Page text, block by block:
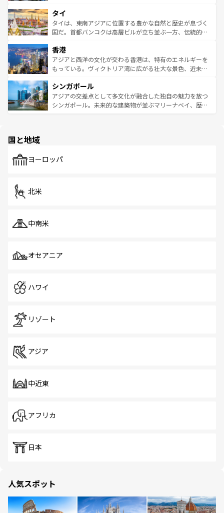
リティに包まれながら、韓国の多彩な魅力を心ゆくまで味
わってみてほしい。 なお、新着の韓国情報はコンテンツ一
覧を参照してほしい。
急速な発展と共に伝統が息づく。ハノイの古い町並みやホ
ーチミン市のフランス統治時代の建物も、独特の雰囲気を
醸し出している。また、バラエティの豊かさとおいしさで
とつ。フォーやバインミー、ベトナムコーヒーなどは、ぜ
ひ現地で味わいたい。どの地域を訪れてもあたたかい人々
が旅行者を迎えてくれるので、きっと忘れられない旅にな
参照してほしい。
タイ
タイは、東南アジアに位置する豊かな自然と歴史が息づく
国だ。首都バンコクは高層ビルが立ち並ぶ一方、伝統的な
の活気が交差している。北部ではチェンマイなどの山岳地
帯で自然と触れ合い、南部ではプーケットやクラビの美し
いビーチでリゾート気分を楽しむことができる。タイ料理
激する。気候は一年中温暖で、どの季節にも異なる楽しみ
が待っている。親しみやすいタイの人々、仏教を中心とし
た文化、そして多様な観光資源が、訪れる旅人を魅了し続
香港
アジアと西洋の文化が交わる香港は、特有のエネルギーを
もっている。ヴィクトリア湾に広がる壮大な景色、近未来
み、どこを訪れても感動するはず。観光スポットが密集し
ており、効率よく見どころを回れるのも魅力。息をのむよ
うな絶景から文化的な体験まで、香港を存分に楽しみ尽く
シンガポール
アジアの交差点として多文化が融合した独自の魅力を放つ
シンガポール。未来的な建築物が並ぶマリーナベイ、歴史
で、ホーカーズは地元の風情を楽しめる外せないスポット
国と地域
ヨーロッパ
北米
中南米
オセアニア
ハワイ
リゾート
アジア
中近東
アフリカ
日本
人気スポット